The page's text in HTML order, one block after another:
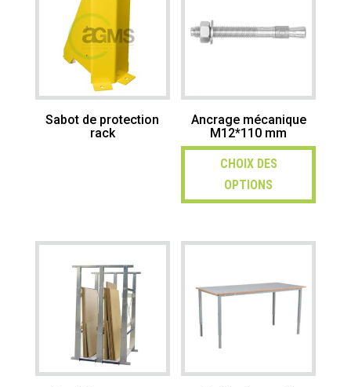
Sabot de protection
rack
Ancrage mécanique
M12*110 mm
CHOIX DES
OPTIONS